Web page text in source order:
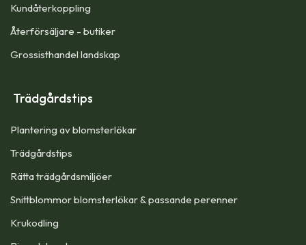
Kundåterkoppling
Återförsäljare - butiker
Grossisthandel landskap
Trädgårdstips
Plantering av blomsterlökar
Trädgårdstips
Rätta trädgårdsmiljöer
Snittblommor blomsterlökar & passande perenner
Krukodling